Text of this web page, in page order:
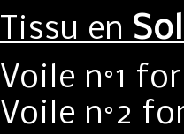
Tissu en
Voile n°1
Voile n°2